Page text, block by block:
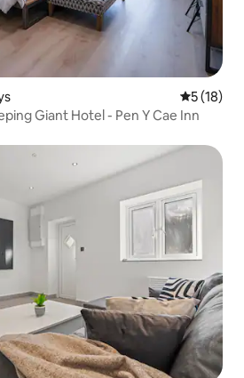
Средна
5 (18)
Giant Hotel - Pen Y Cae Inn